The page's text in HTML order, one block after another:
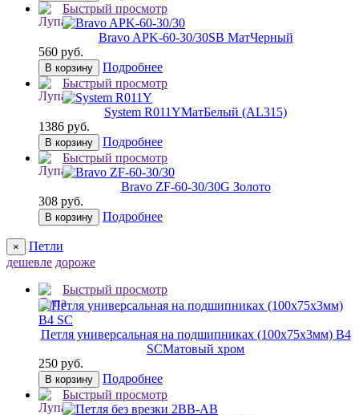
Быстрый просмотр
Bravo AРK-60-30/30SB МатЧерный
560 руб.
В корзину
Подробнее
Быстрый просмотр
System R011YМатБелый (AL315)
1386 руб.
В корзину
Подробнее
Быстрый просмотр
Bravo ZF-60-30/30G Золото
308 руб.
В корзину Подробнее
×
Петли
дешевле дороже
Быстрый просмотр
Петля универсальная на подшипниках (100х75х3мм) B4
SСМатовый хром
250 руб.
В корзину
Подробнее
Быстрый просмотр